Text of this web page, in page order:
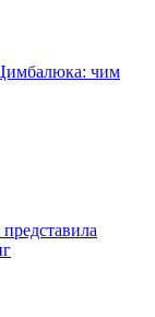
Цимбалюка: чим